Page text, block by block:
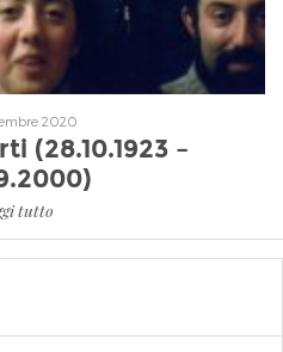
tutto
2020
(28.10.1923 –
tutto